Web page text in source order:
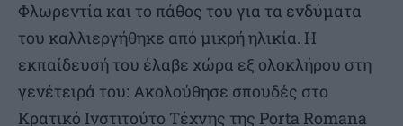
Φλωρεντία και το πάθος του για τα ενδύματα
του καλλιεργήθηκε από μικρή ηλικία. Η
εκπαίδευσή του έλαβε χώρα εξ ολοκλήρου στη
γενέτειρά του: Ακολούθησε σπουδές στο
Κρατικό Ινστιτούτο Τέχνης της Porta Romana